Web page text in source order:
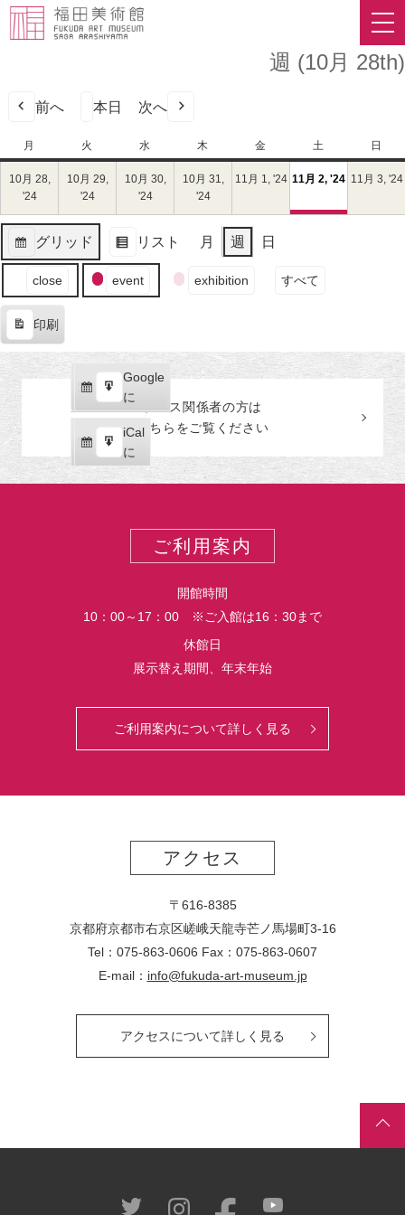
週 (10月 28th)
前へ 本日 次へ
月
曜
日
火
曜
日
水
曜
日
木
曜
日
金
曜
日
土
曜
日
日
曜
日
10月 28,
'242024
年
月
28
日
（月）
10月 29,
'242024
年
29
日
（火）
10月 30,
'242024
年
月
30
（水）
10月 31,
'242024
年
10
月
日
11月 1, '242024
11
（金）
11月 2, '24 2024
11
(1
の
11月 3, '24
グリッド
表
リスト
表
月 週 日
ン
の
カ
テ
ゴ
close event exhibition すべて
印刷
示
Google
で
購
読
iCal
で
購
読
Google
に
エ
ク
ス
ポ
iCal
に
エ
ク
プレス関係者の方は
こちらをご覧ください
ご利用案内
開館時間
10：00～17：00 ※ご入館は16：30まで
休館日
展示替え期間、年末年始
ご利用案内について詳しく見る
アクセス
〒616-8385
京都府京都市右京区嵯峨天龍寺芒ノ馬場町3-16
Tel：075-863-0606 Fax：075-863-0607
E-mail： info@fukuda-art-museum.jp
アクセスについて詳しく見る